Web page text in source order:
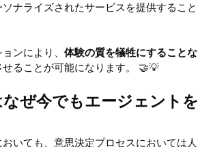
ナライズされたサービスを提供すること
ンにより、 体験の質を犠牲にすることな
せることが可能になります。 🤝💡
ぜ今でもエージェントを
いても、意思決定プロセスにおいては人